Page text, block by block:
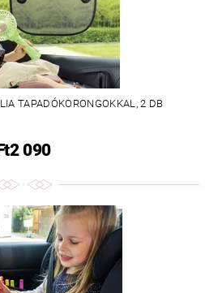
TAPADÓKORONGOKKAL, 2 DB
090